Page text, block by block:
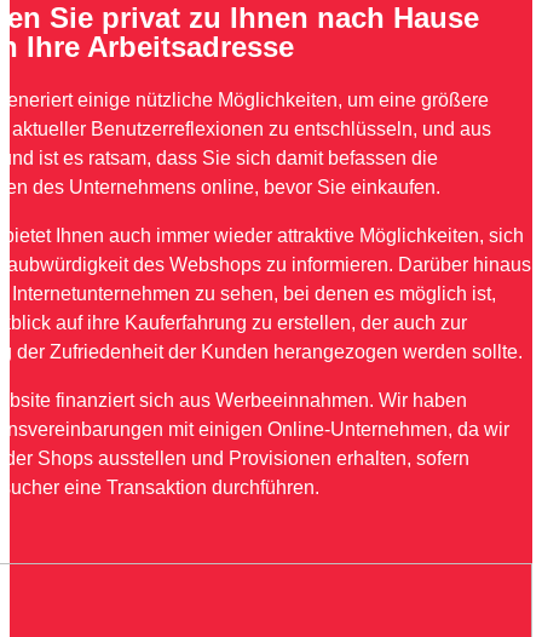
Sie privat zu Ihnen nach Hause
Ihre Arbeitsadresse
einige nützliche Möglichkeiten, um eine größere
aktueller Benutzerreflexionen zu entschlüsseln, und aus
ist es ratsam, dass Sie sich damit befassen die
des Unternehmens online, bevor Sie einkaufen.
Ihnen auch immer wieder attraktive Möglichkeiten, sich
des Webshops zu informieren. Darüber hinaus
Internetunternehmen zu sehen, bei denen es möglich ist,
auf ihre Kauferfahrung zu erstellen, der auch zur
der Zufriedenheit der Kunden herangezogen werden sollte.
finanziert sich aus Werbeeinnahmen. Wir haben
mit einigen Online-Unternehmen, da wir
der Shops ausstellen und Provisionen erhalten, sofern
eine Transaktion durchführen.